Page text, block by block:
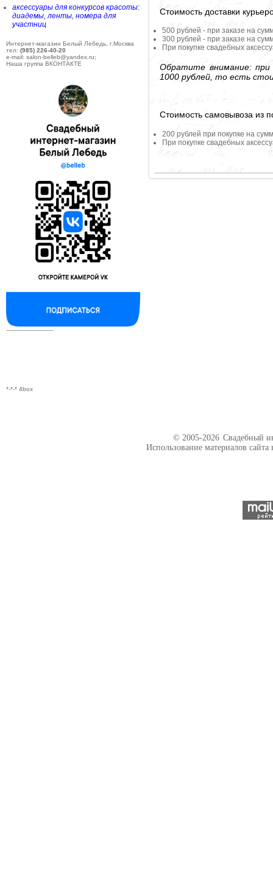
аксессуары для конкурсов красоты:
диадемы, ленты, номера для
участниц
Интернет-магазин Белый Лебедь, г.Москва
тел: (985) 226-40-20
e-mail: salon-belleb@yandex.ru;
Наша группа ВКОНТАКТЕ
--------------------------
*-*-* 4box
Стоимость доставки
500 рублей - при заказе на
300 рублей - при заказе на
При покупке свадебных
Обратите внимание: при
1000 рублей, то есть
Стоимость самовывоза из
200 рублей при покупке на
При покупке свадебных
© 2005-2026 Свадебный
Использование материалов